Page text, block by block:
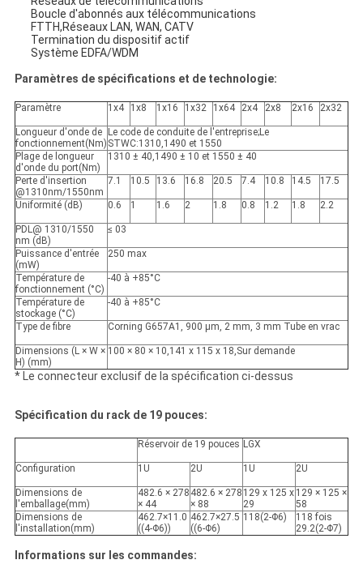
Boucle d'abonnés aux télécommunications
FTTH,Réseaux LAN, WAN, CATV
Termination du dispositif actif
Système EDFA/WDM
Paramètres de spécifications et de technologie:
Paramètre 1x4 1x8 1x16 1x32 1x64 2x4 2x8 2x16 2x32
Longueur d'onde de
fonctionnement(Nm)
Le code de conduite de l'entreprise;Le
STWC:1310 1490 et 1550
Plage de longueur
d'onde du port(Nm)
1310 ± 40 1490 ± 10 et 1550 ± 40
Perte d'insertion
@1310nm/1550nm
7.1 10.5 13.6 16.8 20.5 7.4 10.8 14.5 17.5
Uniformité (dB) 0.6 1 1.6 2 1.8 0.8 1.2 1.8 2.2
PDL@ 1310/1550
nm (dB)
≤ 03
Puissance d'entrée
(mW)
250 max
Température de
fonctionnement (°C)
-40 à +85°C
Température de
stockage (°C)
-40 à +85°C
Type de fibre Corning G657A1, 900 μm, 2 mm, 3 mm Tube en vrac
Dimensions (L × W ×
H) (mm)
100 × 80 × 10 141 x 115 x 18 Sur demande
* Le connecteur exclusif de la spécification ci-dessus
Spécification du rack de 19 pouces:
Réservoir de 19 pouces LGX
Configuration 1U 2U 1U 2U
Dimensions de
l'emballage(mm)
482.6 × 278
× 44
482.6 × 278
× 88
129 x 125 x
29
129 × 125 ×
58
Dimensions de
l'installation(mm)
462.7×11.0
((4-Φ6))
462.7×27.5
((6-Φ6)
118(2-Φ6)
118 fois
29.2(2-Φ7)
Informations sur les commandes: